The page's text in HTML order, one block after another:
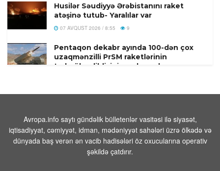
Husilər Səudiyyə Ərəbistanını raket
atəşinə tutub- Yaralılar var
07 AVQUST 2026 / 8:55 9
Pentaqon dekabr ayında 100-dən çox
uzaqmənzilli PrSM raketlərinin
tədarük edildiyini açıqlamışdı
əmr edir
07 AVQUST 2026 / 8:07 12
Hindistanda ildırım vurması
nəticəsində ölənlərin sayı 20-yə çatıb
Avropa.info saytı gündəlik bülletenlər vasitəsi ilə siyasət,
iqtisadiyyat, cəmiyyət, idman, mədəniyyət sahələri üzrə ölkədə və
dünyada baş verən ən vacib hadisələri öz oxucularına operativ
şəkildə çatdırır.